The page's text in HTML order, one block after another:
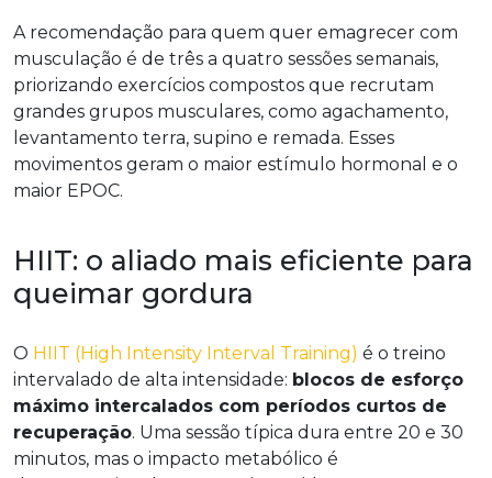
A recomendação para quem quer emagrecer com
musculação é de três a quatro sessões semanais,
priorizando exercícios compostos que recrutam
grandes grupos musculares, como agachamento,
levantamento terra, supino e remada. Esses
movimentos geram o maior estímulo hormonal e o
maior EPOC.
HIIT: o aliado mais eficiente para
queimar gordura
O HIIT (High Intensity Interval Training) é o treino
intervalado de alta intensidade: blocos de esforço
máximo intercalados com períodos curtos de
recuperação. Uma sessão típica dura entre 20 e 30
minutos, mas o impacto metabólico é